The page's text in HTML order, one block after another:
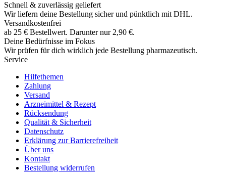
Schnell & zuverlässig geliefert
Wir liefern deine Bestellung sicher und pünktlich mit DHL.
Versandkostenfrei
ab 25 € Bestellwert. Darunter nur 2,90 €.
Deine Bedürfnisse im Fokus
Wir prüfen für dich wirklich jede Bestellung pharmazeutisch.
Service
Hilfethemen
Zahlung
Versand
Arzneimittel & Rezept
Rücksendung
Qualität & Sicherheit
Datenschutz
Erklärung zur Barrierefreiheit
Über uns
Kontakt
Bestellung widerrufen